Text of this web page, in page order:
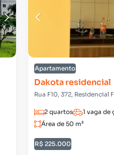
Apartamento
Dakota residencial
Rua F10, 372, Residencial
2 quartos
1 vaga de
Área de 50 m²
R$ 225.000